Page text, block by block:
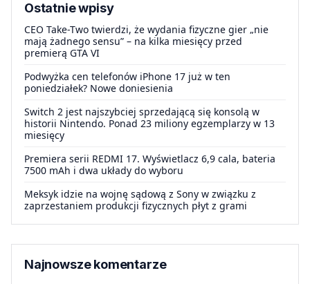
Ostatnie wpisy
CEO Take-Two twierdzi, że wydania fizyczne gier „nie
mają żadnego sensu” – na kilka miesięcy przed
premierą GTA VI
Podwyżka cen telefonów iPhone 17 już w ten
poniedziałek? Nowe doniesienia
Switch 2 jest najszybciej sprzedającą się konsolą w
historii Nintendo. Ponad 23 miliony egzemplarzy w 13
miesięcy
Premiera serii REDMI 17. Wyświetlacz 6,9 cala, bateria
7500 mAh i dwa układy do wyboru
Meksyk idzie na wojnę sądową z Sony w związku z
zaprzestaniem produkcji fizycznych płyt z grami
Najnowsze komentarze